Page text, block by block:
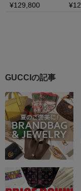
GUCCIの記事